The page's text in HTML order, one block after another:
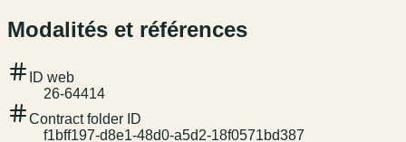
Modalités et références
ID web
26-64414
Contract folder ID
f1bff197-d8e1-48d0-a5d2-18f0571bd387